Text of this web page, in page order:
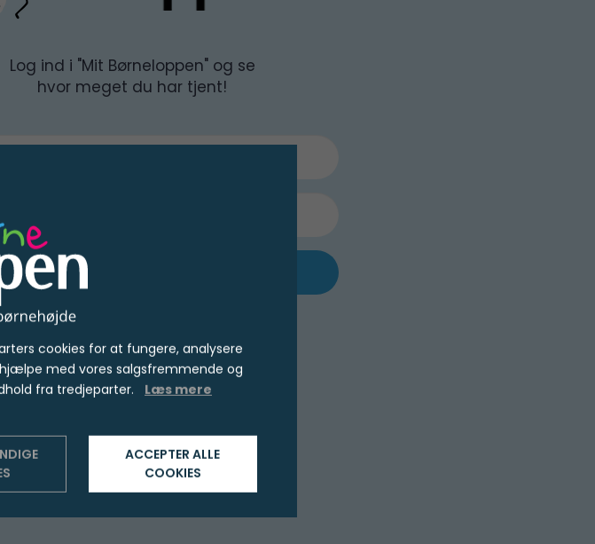
Log ind i "Mit Børneloppen" og se
hvor meget du har tjent!
Glemt adgangskode?
cookies for at fungere, analysere
med vores salgsfremmende og
fra tredjeparter. Læs mere
ACCEPTER ALLE
COOKIES